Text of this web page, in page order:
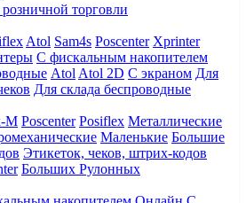
торговли
Atol Sam4s Poscenter Xprinter
С фискальным накопителем
Atol Atol 2D С экраном Для
Для склада беспроводные
М Poscenter Posiflex Металлические
Маленькие Большие
Этикеток, чеков, штрих-кодов
Больших Рулонных